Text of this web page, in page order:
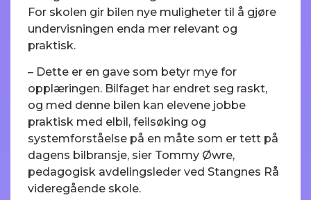
For skolen gir bilen nye muligheter til å gjøre
undervisningen enda mer relevant og
praktisk.
– Dette er en gave som betyr mye for
opplæringen. Bilfaget har endret seg raskt,
og med denne bilen kan elevene jobbe
praktisk med elbil, feilsøking og
systemforståelse på en måte som er tett på
dagens bilbransje, sier Tommy Øwre,
pedagogisk avdelingsleder ved Stangnes Rå
videregående skole.